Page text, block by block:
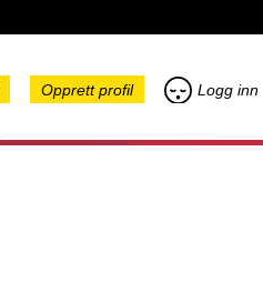
Opprett profil Logg inn